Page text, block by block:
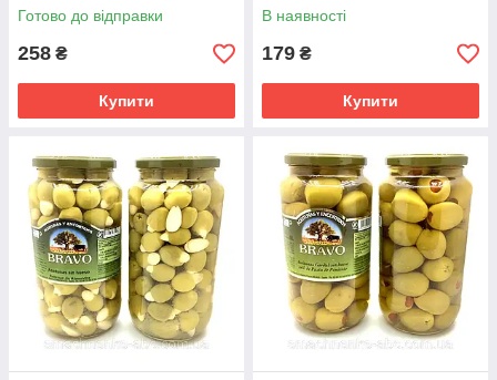
Готово до відправки
258 ₴
Купити
В наявності
179 ₴
Купити